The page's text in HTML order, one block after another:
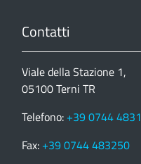
Contatti
Viale della Stazione 1,
05100 Terni TR
Telefono: +39 0744 4831
Fax: +39 0744 483250